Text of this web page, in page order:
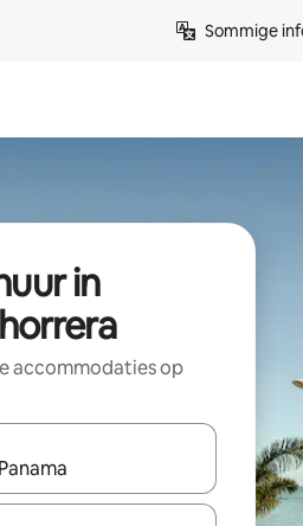
Sommige
in
accommodaties op
zijn, maak je een keuze